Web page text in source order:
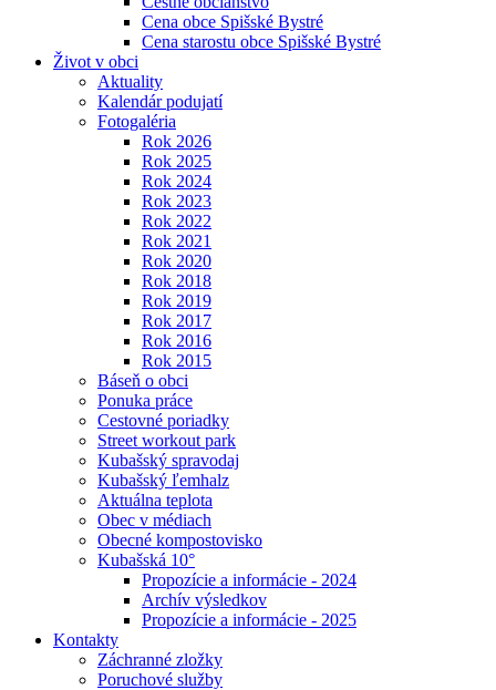
Cena obce Spišské Bystré
Cena starostu obce Spišské Bystré
Život v obci
Aktuality
Kalendár podujatí
Fotogaléria
Rok 2026
Rok 2025
Rok 2024
Rok 2023
Rok 2022
Rok 2021
Rok 2020
Rok 2018
Rok 2019
Rok 2017
Rok 2016
Rok 2015
Báseň o obci
Ponuka práce
Cestovné poriadky
Street workout park
Kubašský spravodaj
Kubašský ľemhalz
Aktuálna teplota
Obec v médiach
Obecné kompostovisko
Kubašská 10°
Propozície a informácie - 2024
Archív výsledkov
Propozície a informácie - 2025
Kontakty
Záchranné zložky
Poruchové služby